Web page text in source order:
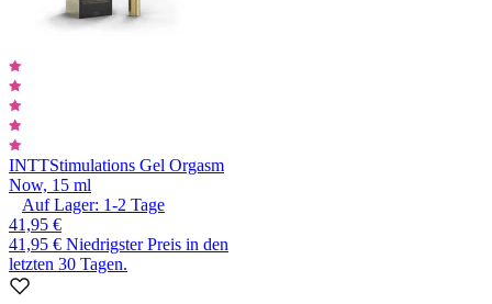
INTTStimulations Gel Orgasm
Now, 15 ml
Auf Lager: 1-2 Tage
41,95 €
41,95 € Niedrigster Preis in den
letzten 30 Tagen.